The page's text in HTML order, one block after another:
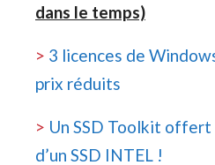
dans le temps)
> 3 licences de
prix réduits
> Un SSD Toolkit
d’un SSD INTEL !